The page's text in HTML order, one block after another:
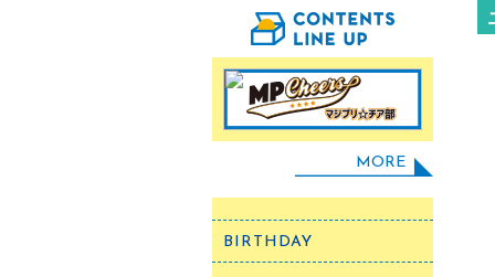
MORE
BIRTHDAY